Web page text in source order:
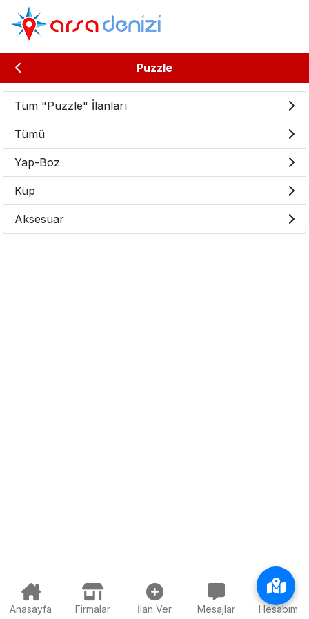
Puzzle
Tüm "Puzzle" İlanları
Tümü
Yap-Boz
Küp
Aksesuar
Anasayfa Firmalar İlan Ver Mesajlar Hesabım